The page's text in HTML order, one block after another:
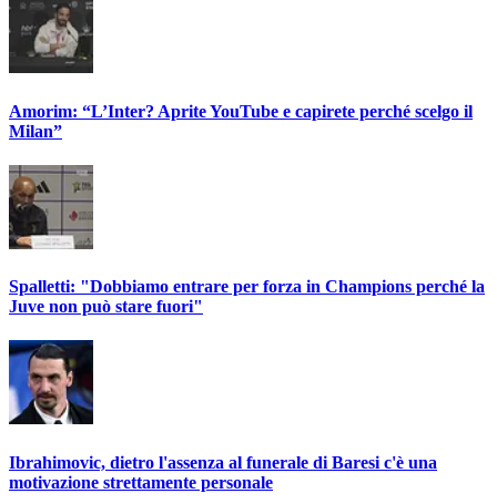
Amorim: “L’Inter? Aprite YouTube e capirete perché scelgo il
Milan”
Spalletti: "Dobbiamo entrare per forza in Champions perché la
Juve non può stare fuori"
Ibrahimovic, dietro l'assenza al funerale di Baresi c'è una
motivazione strettamente personale